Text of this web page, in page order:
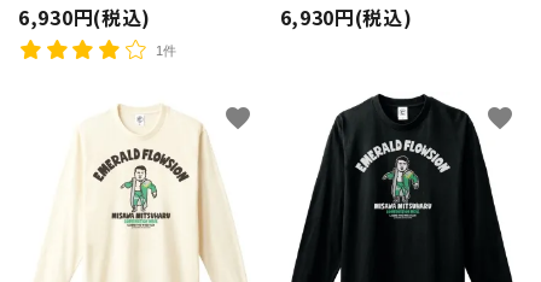
6,930円(税込)
1件
6,930円(税込)
favorite favorite